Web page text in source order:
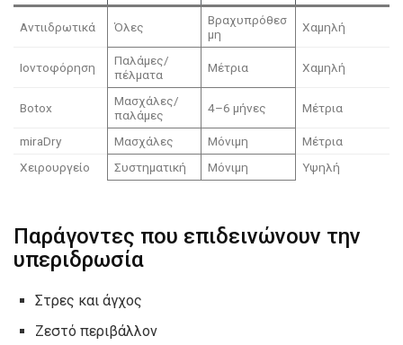
Αντιιδρωτικά Όλες
Βραχυπρόθεσ
μη
Χαμηλή
Ιοντοφόρηση
Παλάμες/
πέλματα
Μέτρια Χαμηλή
Botox
Μασχάλες/
παλάμες
4–6 μήνες Μέτρια
miraDry Μασχάλες Μόνιμη
Μέτρια
Χειρουργείο
Συστηματική Μόνιμη Υψηλή
Παράγοντες που επιδεινώνουν την
υπεριδρωσία
Στρες και άγχος
Ζεστό περιβάλλον